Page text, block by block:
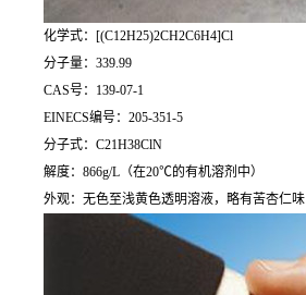
化学式：[(C12H25)2CH2C6H4]Cl
分子量：339.99
CAS号：139-07-1
EINECS编号：205-351-5
分子式：C21H38ClN
解度：866g/L（在20℃的有机溶剂中）
外观：无色至浅黄色透明溶液，略有苦杏仁味